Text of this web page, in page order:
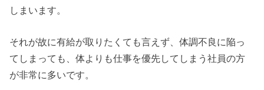
しまいます。
それが故に有給が取りたくても言えず、体調不良に陥っ
てしまっても、体よりも仕事を優先してしまう社員の方
が非常に多いです。